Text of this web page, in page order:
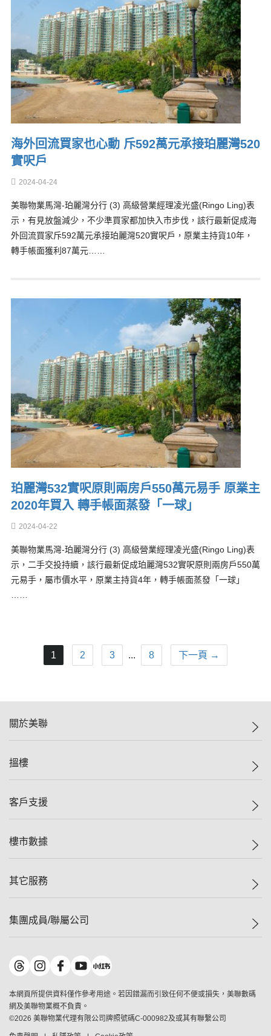
海外回流買家也心動 斥592萬元承接珀麗灣520
實呎戶
2024-04-24
美聯物業馬灣-珀麗灣分行 (3) 高級營業經理凌光盛(Ringo Ling)表
示，有見放盤減少，不少準買家都加快入市步伐，該行最新促成海
外回流買家斥592萬元承接珀麗灣520實呎戶，原業主持貨10年，
轉手帳面獲利87萬元……
珀麗灣532實呎原則兩房戶550萬元易手 原業主
2020年買入 轉手帳面蒸發「一球」
2024-04-22
美聯物業馬灣-珀麗灣分行 (3) 高級營業經理凌光盛(Ringo Ling)表
示，二手交投持續，該行最新促成珀麗灣532實呎原則兩房戶550萬
元易手，屬市價水平，原業主持貨4年，轉手帳面蒸發「一球」
1 2 3 ... 8 下一頁 →
關於美聯
美聯集團
人才招募
搵樓
一手新盤
減價
美聯豪宅
獨家樓盤
租盤
客戶支援
自助放盤
查詢熱線
按揭計算機
負擔能力計算機
轉按計算機
繳款方式
樓市數據
樓價指數
歷史成交
屋苑成交排行榜
地區百科
其它服務
屋苑專頁
美聯精英會
美善會
地產代理管理協會
集團成員/聯屬公司
美聯物業
鋑聯控股*
美聯工商舖*
美聯中國
美聯澳門
本網頁所提供資料僅作參考用途。若因錯漏而引致任何不便或損失，美聯數碼
網及美聯物業概不負責。
©2026 美聯物業代理有限公司牌照號碼C-000982及或其有聯繫公司